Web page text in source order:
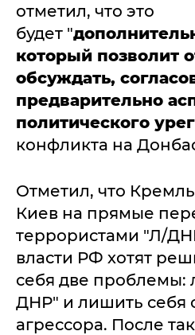
отметил, что это
будет "
который позволит
обсуждать,
предварительно
политического
конфликта на
Отметил, что
Киев на прямые
террористами "Л/
власти РФ хотят
себя две проблемы:
ДНР" и лишить себя
агрессора. После